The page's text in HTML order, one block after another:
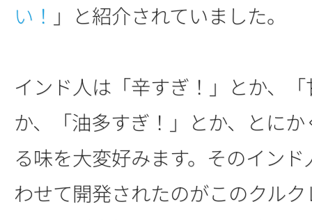
い！ 」と紹介されていました。
インド人は「辛すぎ！」とか、
か、「油多すぎ！」とか、とに
る味を大変好みます。そのイン
わせて開発されたのがこのクル